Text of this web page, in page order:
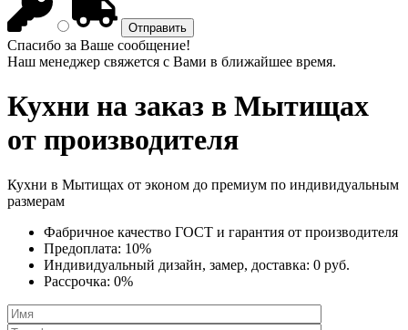
Спасибо за Ваше сообщение!
Наш менеджер свяжется с Вами в ближайшее время.
Кухни на заказ в Мытищах
от производителя
Кухни в Мытищах от эконом до премиум по индивидуальным
размерам
Фабричное качество ГОСТ и гарантия от производителя
Предоплата: 10%
Индивидуальный дизайн, замер, доставка: 0 руб.
Рассрочка: 0%